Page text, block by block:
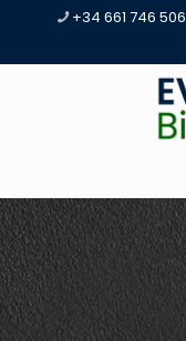
+34 661 746 506